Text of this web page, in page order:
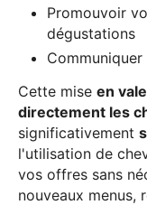
Promouvoir
dégustations
Cette mise en
directement les
significativement
l'utilisation de
vos offres sans
nouveaux menus,